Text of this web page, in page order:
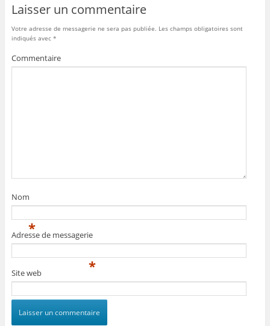
Laisser un commentaire
Votre adresse de messagerie ne sera pas publiée. Les champs obligatoires sont
indiqués avec *
Commentaire
Nom
*
Adresse de messagerie
*
Site web